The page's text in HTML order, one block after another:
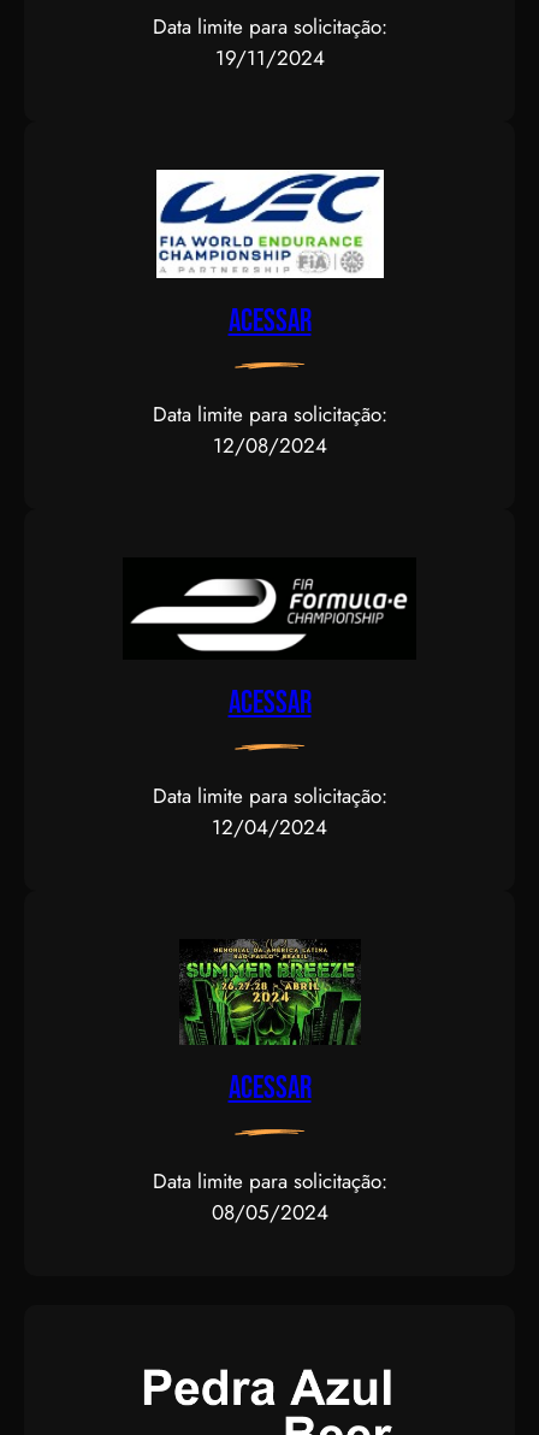
Data limite para solicitação:
19/11/2024
Acessar
Data limite para solicitação:
12/08/2024
Acessar
Data limite para solicitação:
12/04/2024
Acessar
Data limite para solicitação:
08/05/2024